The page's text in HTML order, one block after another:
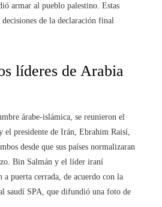
armar al pueblo palestino. Estas
de la declaración final
líderes de Arabia
árabe-islámica, se reunieron el
el presidente de Irán, Ebrahim Raisí,
desde que sus países normalizaran
Bin Salmán y el líder iraní
puerta cerrada, de acuerdo con la
saudí SPA, que difundió una foto de